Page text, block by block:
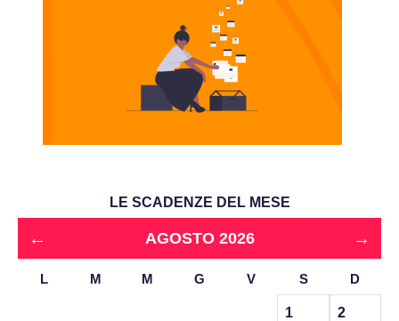
LE SCADENZE DEL MESE
← AGOSTO 2026 →
L M M G V S D
1 2